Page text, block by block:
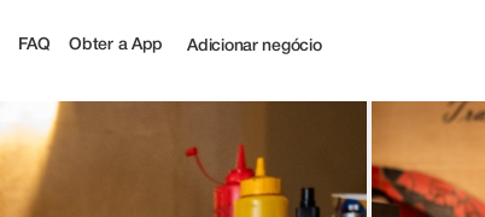
FAQ Obter a App Adicionar negócio